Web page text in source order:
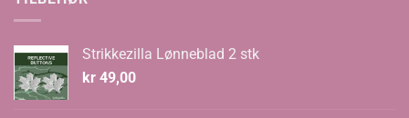
Strikkezilla Lønneblad 2 stk
kr 49,00